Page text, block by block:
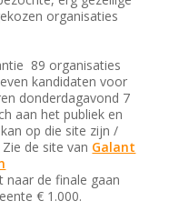
organisaties
89 organisaties
kandidaten voor
donderdagavond 7
aan het publiek en
op die site zijn /
de site van Galant
naar de finale gaan
€ 1.000.